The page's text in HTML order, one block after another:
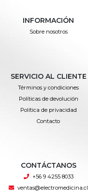
INFORMACIÓN
Sobre nosotros
SERVICIO AL CLIENTE
Términos y condiciones
Políticas de devolución
Política de privacidad
Contacto
CONTÁCTANOS
+56 9 4255 8033
ventas@electromedicina.cl